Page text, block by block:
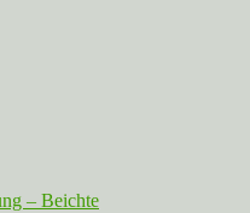
– Beichte